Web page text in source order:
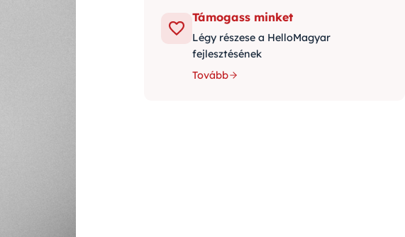
Támogass minket
Légy részese a HelloMagyar
fejlesztésének
Tovább